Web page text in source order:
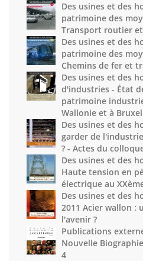
Des usines et des
patrimoine des
Transport routier
Des usines et des
patrimoine des
Chemins de fer et
Des usines et des
d'industries - État
patrimoine
Wallonie et à
Des usines et des
garder de
? - Actes du
Des usines et des
Haute tension en
électrique au
Des usines et des
2011 Acier wallon :
l'avenir ?
Publications
Nouvelle
4